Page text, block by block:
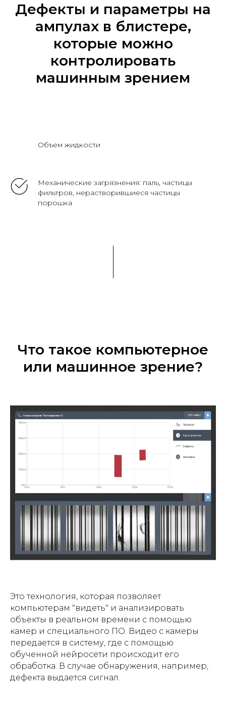
Дефекты и параметры на
ампулах в блистере,
которые можно
контролировать
машинным зрением
Объем жидкости
Механические загрязнения: паль, частицы
фильтров, нерастворившиеся частицы
порошка
Что такое компьютерное
или машинное зрение?
Это технология, которая позволяет
компьютерам "видеть" и анализировать
объекты в реальном времени с помощью
камер и специального ПО. Видео с камеры
передается в систему, где с помощью
обученной нейросети происходит его
обработка. В случае обнаружения, например,
дефекта выдается сигнал.